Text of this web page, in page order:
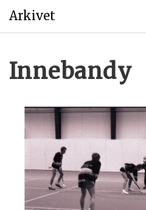
Arkivet
Innebandy